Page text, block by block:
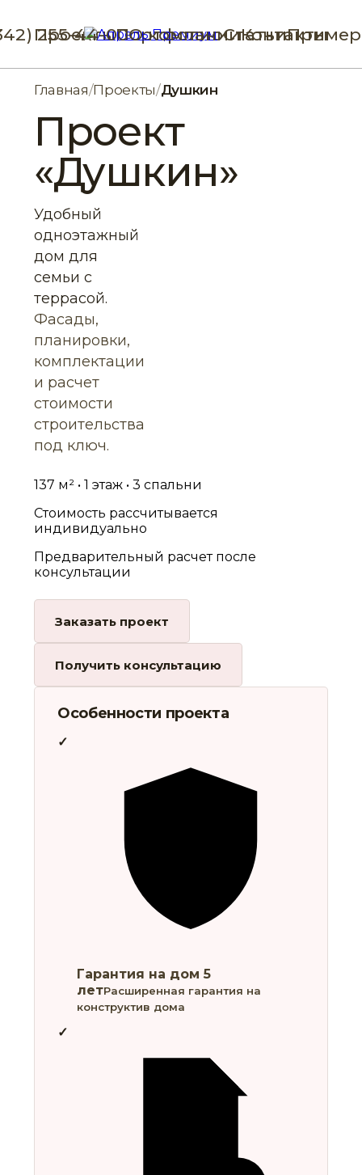
ПроектыПортфолиоСтатьиПример
255-44-00О компанииКонтакты
Главная/Проекты/Душкин
Проект
«Душкин»
Удобный
одноэтажный
дом для
семьи с
террасой.
Фасады,
планировки,
комплектации
и расчет
стоимости
строительства
под ключ.
137 м² • 1 этаж • 3 спальни
Стоимость рассчитывается
индивидуально
Предварительный расчет после
консультации
Заказать проект
Получить консультацию
Особенности проекта
Гарантия на дом 5
летРасширенная гарантия на
конструктив дома